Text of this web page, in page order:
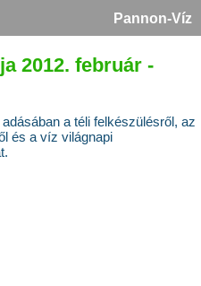
Pannon-Víz
2012. február -
a téli felkészülésről, az
és a víz világnapi